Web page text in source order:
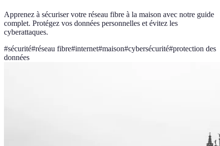
Apprenez à sécuriser votre réseau fibre à la maison avec notre guide
complet. Protégez vos données personnelles et évitez les
cyberattaques.
#sécurité#réseau fibre#internet#maison#cybersécurité#protection des
données